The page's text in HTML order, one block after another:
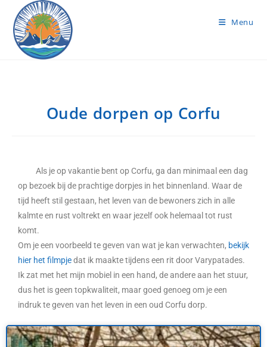
Menu
Oude dorpen op Corfu
Als je op vakantie bent op Corfu, ga dan minimaal een dag
op bezoek bij de prachtige dorpjes in het binnenland. Waar de
tijd heeft stil gestaan, het leven van de bewoners zich in alle
kalmte en rust voltrekt en waar jezelf ook helemaal tot rust
komt.
Om je een voorbeeld te geven van wat je kan verwachten, bekijk
hier het filmpjedat ik maakte tijdens een rit door Varypatades.
Ik zat met het mijn mobiel in een hand, de andere aan het stuur,
dus het is geen topkwaliteit, maar goed genoeg om je een
indruk te geven van het leven in een oud Corfu dorp.